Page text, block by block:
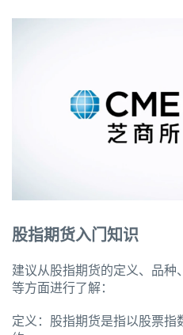
股指期货入门知识
建议从股指期货的定义、品种
等方面进行了解：
定义：股指期货是指以股票